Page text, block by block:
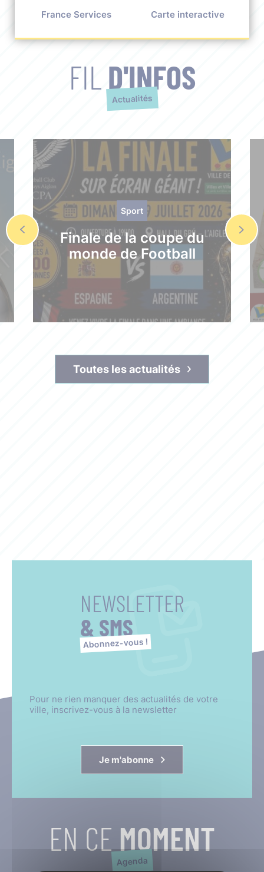
France Services Carte interactive
FIL D'INFOS
Actualités
Sport
Finale de la coupe du
monde de Football
Toutes les actualités
NEWSLETTER
& SMS
Abonnez-vous !
Pour ne rien manquer des actualités de votre
ville, inscrivez-vous à la newsletter
Je m'abonne
EN CE MOMENT
Agenda